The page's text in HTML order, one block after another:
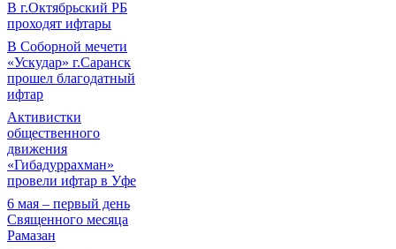
В г.Октябрьский РБ
проходят ифтары
В Соборной мечети
«Ускудар» г.Саранск
прошел благодатный
ифтар
Активистки
общественного
движения
«Гибадуррахман»
провели ифтар в Уфе
6 мая – первый день
Священного месяца
Рамазан